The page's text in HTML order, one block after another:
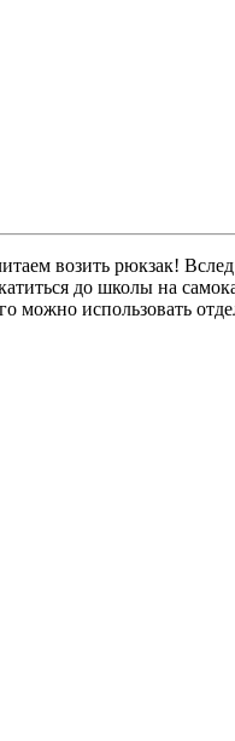
возить рюкзак!
до школы на
можно использовать